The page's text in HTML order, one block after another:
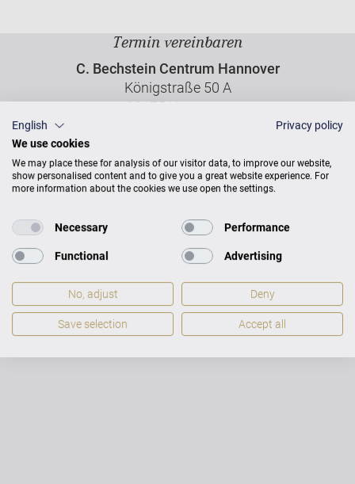
Termin vereinbaren
C. Bechstein Centrum Hannover
Königstraße 50 A
30175 Hannover
Tel. +49 - 511 - 843 00 150
Fax. +49 - 511 - 843 00 159
KONTAKT ZUM CENTRUM
English
Privacy policy
We use cookies
We may place these for analysis of our visitor data, to improve our website,
show personalised content and to give you a great website experience. For
more information about the cookies we use open the settings.
Necessary Performance
Functional Advertising
No, adjust Deny
Save selection Accept all